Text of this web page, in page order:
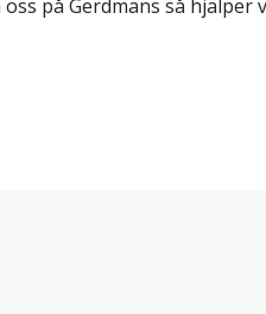
på Gerdmans så